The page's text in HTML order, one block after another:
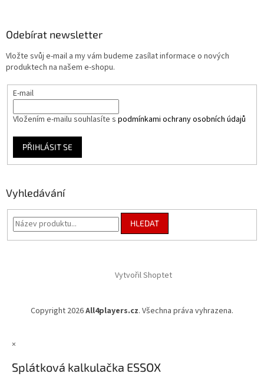
Odebírat newsletter
Vložte svůj e-mail a my vám budeme zasílat informace o nových
produktech na našem e-shopu.
E-mail
Vložením e-mailu souhlasíte s podmínkami ochrany osobních údajů
PŘIHLÁSIT SE
Vyhledávání
HLEDAT
Vytvořil Shoptet
Copyright 2026All4players.cz. Všechna práva vyhrazena.
×
Splátková kalkulačka ESSOX